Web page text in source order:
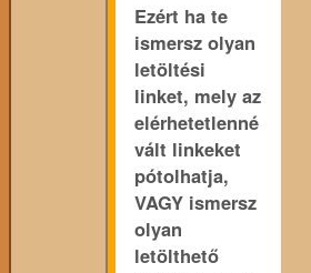
Ezért ha te
ismersz olyan
letöltési
linket, mely az
elérhetetlenné
vált linkeket
pótolhatja,
VAGY ismersz
olyan
letölthető